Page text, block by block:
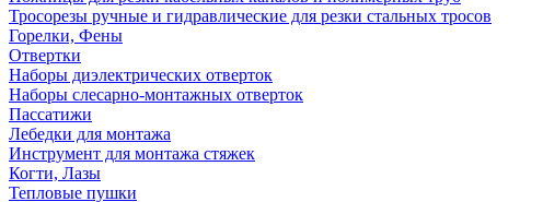
Тросорезы ручные и гидравлические для резки стальных тросов
Горелки, Фены
Отвертки
Наборы диэлектрических отверток
Наборы слесарно-монтажных отверток
Пассатижи
Лебедки для монтажа
Инструмент для монтажа стяжек
Когти, Лазы
Тепловые пушки